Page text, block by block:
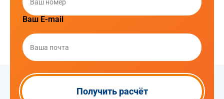
Ваш E-mail